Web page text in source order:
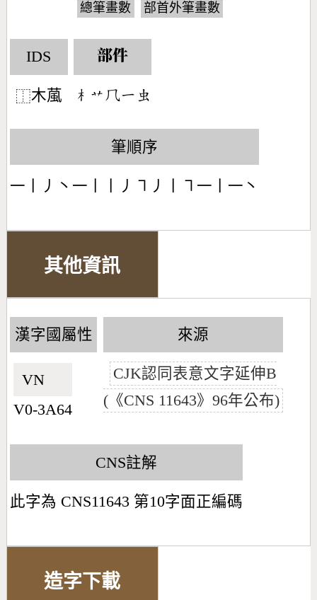
總筆畫數 部首外筆畫數
IDS
⿰木葻
部件
󶂸󶃋󶀻󶀀󶅶
筆順序
一丨丿丶一丨丨丿㇕丿丨㇕一丨一丶
其他資訊
漢字國屬性
VN🇻🇳
V0-3A64
來源
CJK認同表意文字延伸B
(《CNS 11643》96年公布)
CNS註解
此字為 CNS11643 第10字面正編碼
造字下載